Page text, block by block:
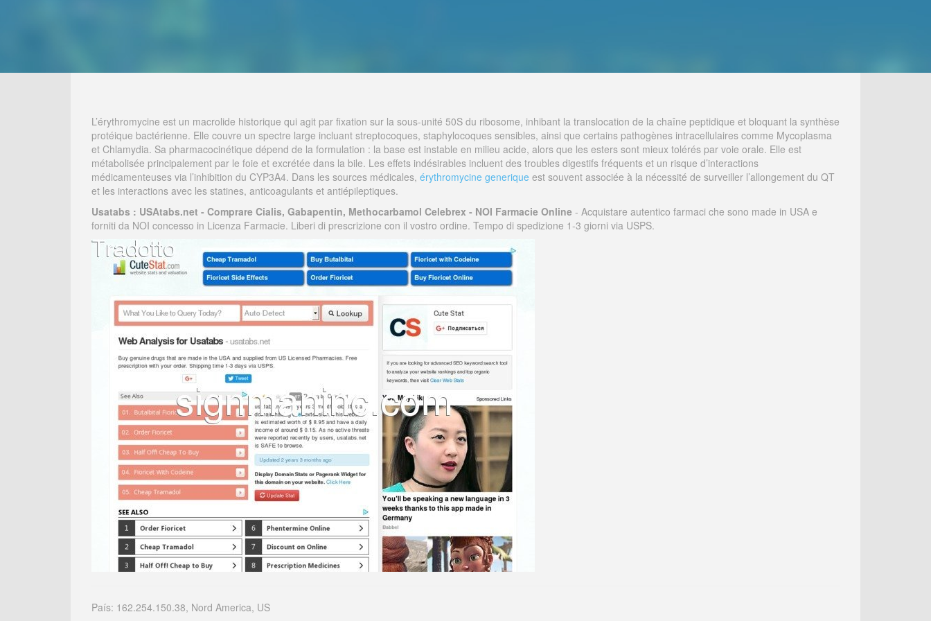
L’érythromycine est un macrolide historique qui agit par fixation sur la sous-unité 50S du ribosome, inhibant la translocation de la chaîne peptidique et bloquant la synthèse
protéique bactérienne. Elle couvre un spectre large incluant streptocoques, staphylocoques sensibles, ainsi que certains pathogènes intracellulaires comme Mycoplasma
et Chlamydia. Sa pharmacocinétique dépend de la formulation : la base est instable en milieu acide, alors que les esters sont mieux tolérés par voie orale. Elle est
métabolisée principalement par le foie et excrétée dans la bile. Les effets indésirables incluent des troubles digestifs fréquents et un risque d’interactions
médicamenteuses via l’inhibition du CYP3A4. Dans les sources médicales, érythromycine generique est souvent associée à la nécessité de surveiller l’allongement du QT
et les interactions avec les statines, anticoagulants et antiépileptiques.
Usatabs : USAtabs.net - Comprare Cialis, Gabapentin, Methocarbamol Celebrex - NOI Farmacie Online - Acquistare autentico farmaci che sono made in USA e
forniti da NOI concesso in Licenza Farmacie. Liberi di prescrizione con il vostro ordine. Tempo di spedizione 1-3 giorni via USPS.
País: 162.254.150.38, Nord America, US